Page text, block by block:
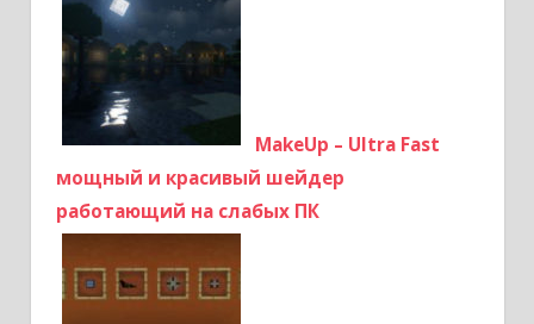
MakeUp – Ultra Fast
мощный и красивый шейдер
работающий на слабых ПК